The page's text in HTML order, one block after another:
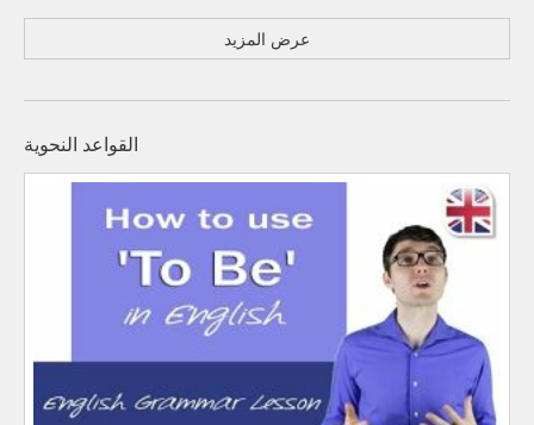
عرض المزيد
القواعد النحوية